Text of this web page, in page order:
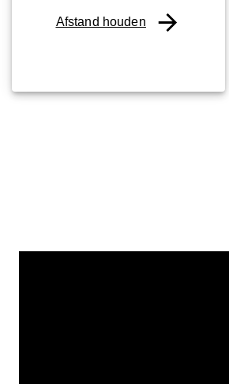
Afstand houden